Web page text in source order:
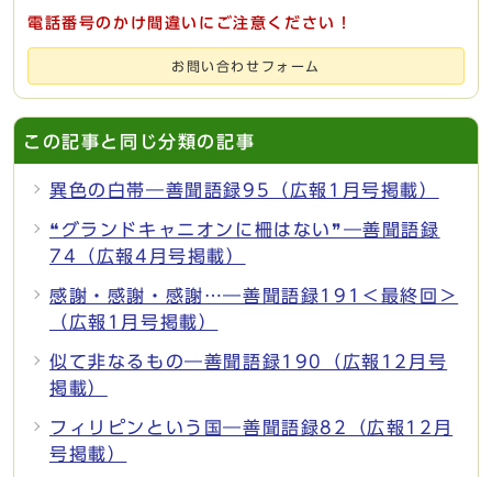
電話番号のかけ間違いにご注意ください！
お問い合わせフォーム
この記事と同じ分類の記事
異色の白帯―善聞語録95（広報1月号掲載）
❝グランドキャニオンに柵はない❞―善聞語録
74（広報4月号掲載）
感謝・感謝・感謝…―善聞語録191＜最終回＞
（広報1月号掲載）
似て非なるもの―善聞語録190（広報12月号
掲載）
フィリピンという国―善聞語録82（広報12月
号掲載）